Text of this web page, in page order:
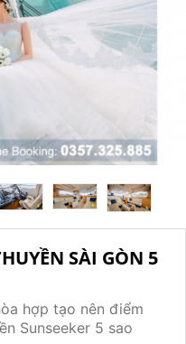
SÀI GÒN 5
hợp tạo nên điểm
Sunseeker 5 sao